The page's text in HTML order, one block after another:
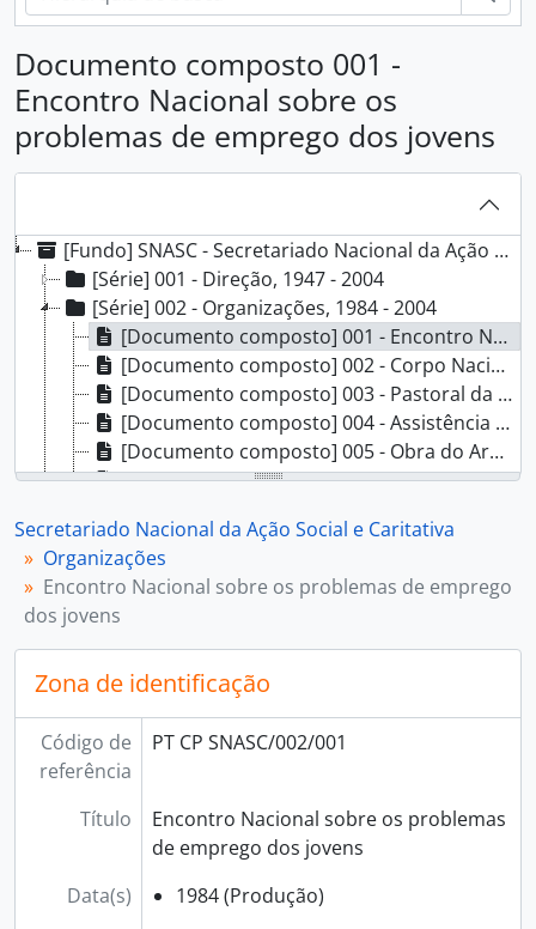
Documento composto 001 -
Encontro Nacional sobre os
problemas de emprego dos jovens
[Fundo] SNASC - Secretariado Nacional da Ação Social e Caritativa, 1947 - 2005
[Série] 001 - Direção, 1947 - 2004
[Série] 002 - Organizações, 1984 - 2004
[Documento composto] 001 - Encontro Nacional sobre os problemas de emprego dos jovens, 1984
[Documento composto] 002 - Corpo Nacional de Escutas, 1984 - 1987
[Documento composto] 003 - Pastoral da Saúde, 1985 - 1989
[Documento composto] 004 - Assistência religiosa aos presos, 1986 - 1989
[Documento composto] 005 - Obra do Ardina, 1986 - 1992
[Documento composto] 006 - [Encontros dos Secretariados Diocesanos da Acção Social e Caritativa], 1986 - 2004
[Documento composto] 008 - O Ninho, 1992
[Documento simples] 009 - Misericórdias, [s.d.]
[Documento composto] 010 - Secretariado Nacional da Ação Social e Caritativa, 1996 - 2004
[Documento composto] 012 - Fichas de Instituição, [s.d.]
[Documento composto] 013 - Endereços, [s.d.]
[Série] 004 - Contabilidade, 1994 - 1999
[Série] 005 - Semanas Nacionais de Pastoral Social, 1983 - 2005
Secretariado Nacional da Ação Social e Caritativa
Organizações
Encontro Nacional sobre os problemas de emprego
dos jovens
Zona de identificação
Código de
referência
PT CP SNASC/002/001
Título
Encontro Nacional sobre os problemas
de emprego dos jovens
Data(s)
1984 (Produção)